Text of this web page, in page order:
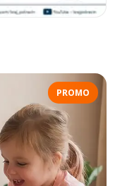
PROMO